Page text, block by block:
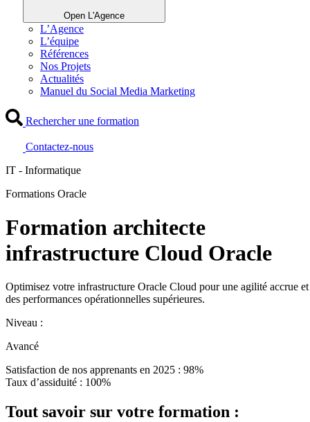
Open L'Agence
L’Agence
L’équipe
Références
Nos Projets
Actualités
Manuel du Social Media Marketing
Rechercher une formation
Contactez-nous
IT - Informatique
Formations Oracle
Formation architecte
infrastructure Cloud Oracle
Optimisez votre infrastructure Oracle Cloud pour une agilité accrue et
des performances opérationnelles supérieures.
Niveau :
Avancé
Satisfaction de nos apprenants en 2025 : 98%
Taux d’assiduité : 100%
Tout savoir sur votre formation :